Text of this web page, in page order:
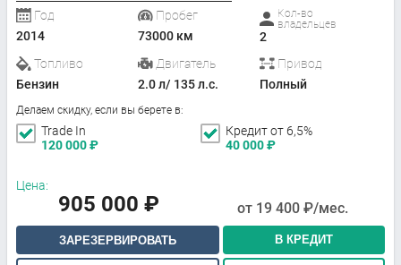
Год
2014
Пробег
73000 км
Кол-во
владельцев
2
Топливо
Бензин
Двигатель
2.0 л/ 135 л.с.
Привод
Полный
Делаем скидку, если вы берете в:
Trade In
120 000₽
Кредит от 6,5%
40 000₽
Цена:
905 000 ₽ от 19 400 ₽/мес.
ЗАРЕЗЕРВИРОВАТЬ В КРЕДИТ